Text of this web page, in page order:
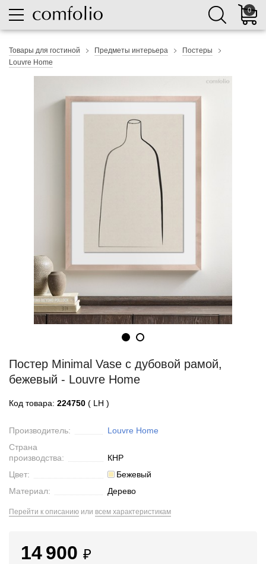
0
Товары для гостиной Предметы интерьера
Постеры
Louvre Home
Постер Minimal Vase с дубовой рамой,
бежевый - Louvre Home
Код товара: 224750 ( LH )
Производитель:
Louvre Home
Страна
производства:
КНР
Цвет:
Бежевый
Материал:
Дерево
Перейти к описанию или всем характеристикам
14 900 ₽